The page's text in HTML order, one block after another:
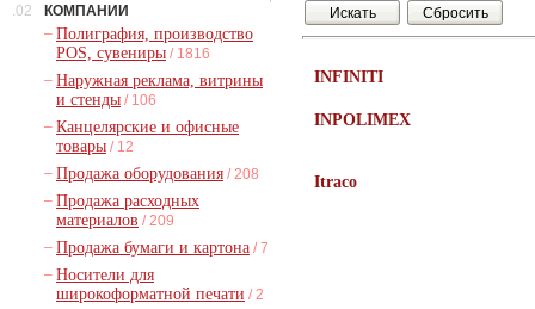
.02
КОМПАНИИ
– Полиграфия, производство
POS, сувениры / 1816
– Наружная реклама, витрины
и стенды / 106
– Канцелярские и офисные
товары / 12
– Продажа оборудования / 208
– Продажа расходных
материалов / 209
– Продажа бумаги и картона / 7
– Носители для
широкоформатной печати / 2
INFINITI
INPOLIMEX
Itraco